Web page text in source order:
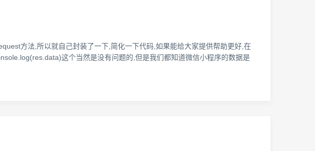
方法,所以就自己封装了一下,简化一下代码,如果能给大家提供帮助更好,在
这个当然是没有问题的,但是我们都知道微信小程序的数据是